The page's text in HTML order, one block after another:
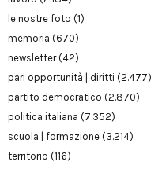
le nostre foto (1)
memoria (670)
newsletter(42)
pari opportunità | diritti (2.477)
partito democratico (2.870)
politica italiana (7.352)
scuola | formazione (3.214)
territorio (116)